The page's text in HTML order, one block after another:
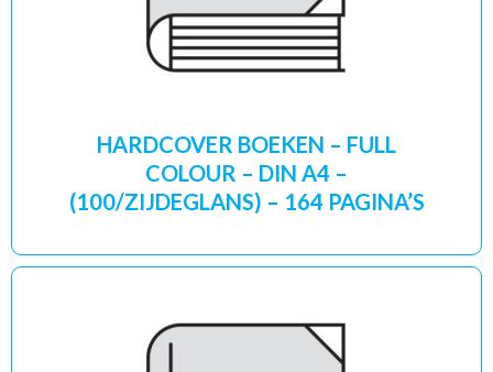
HARDCOVER BOEKEN – FULL
COLOUR – DIN A4 –
(100/ZIJDEGLANS) – 164 PAGINA’S